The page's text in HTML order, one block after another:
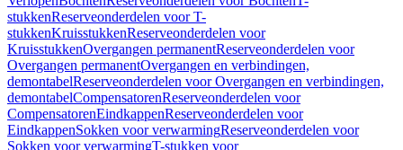
stukkenReserveonderdelen voor T-
stukkenKruisstukkenReserveonderdelen voor
KruisstukkenOvergangen permanentReserveonderdelen voor
Overgangen permanentOvergangen en verbindingen,
demontabelReserveonderdelen voor Overgangen en verbindingen,
demontabelCompensatorenReserveonderdelen voor
CompensatorenEindkappenReserveonderdelen voor
EindkappenSokken voor verwarmingReserveonderdelen voor
Sokken voor verwarmingT-stukken voor